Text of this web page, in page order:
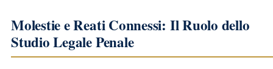
Molestie e Reati Connessi: Il Ruolo dello
Studio Legale Penale